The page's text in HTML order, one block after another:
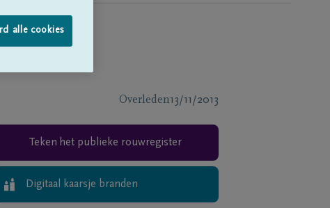
Overleden13/11/2013
Teken het publieke rouwregister
Digitaal kaarsje branden
alle cookies